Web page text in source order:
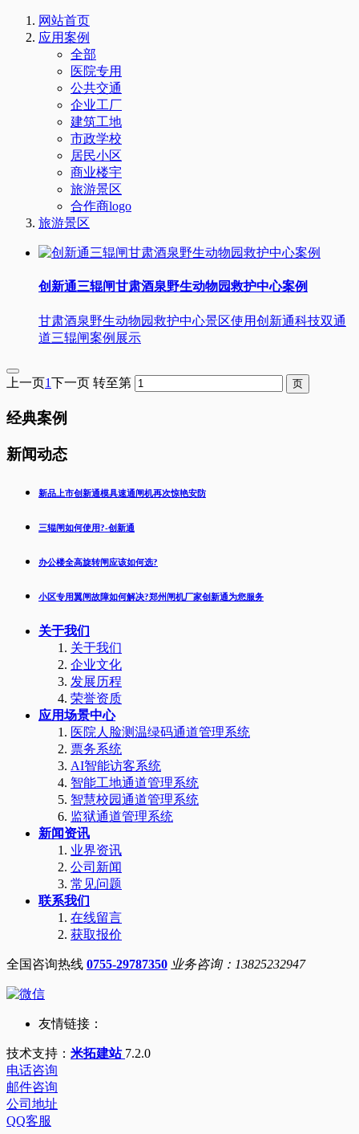
网站首页
应用案例
全部
医院专用
公共交通
企业工厂
建筑工地
市政学校
居民小区
商业楼宇
旅游景区
合作商logo
旅游景区
创新通三辊闸甘肃酒泉野生动物园救护中心案例
甘肃酒泉野生动物园救护中心景区使用创新通科技双通
道三辊闸案例展示
上一页1下一页 转至第
经典案例
新闻动态
新品上市创新通模具速通闸机再次惊艳安防
三辊闸如何使用?-创新通
办公楼全高旋转闸应该如何选?
小区专用翼闸故障如何解决?郑州闸机厂家创新通为您服务
关于我们
关于我们
企业文化
发展历程
荣誉资质
应用场景中心
医院人脸测温绿码通道管理系统
票务系统
AI智能访客系统
智能工地通道管理系统
智慧校园通道管理系统
监狱通道管理系统
新闻资讯
业界资讯
公司新闻
常见问题
联系我们
在线留言
获取报价
全国咨询热线 0755-29787350 业务咨询：13825232947
友情链接：
技术支持： 米拓建站 7.2.0
电话咨询
邮件咨询
公司地址
QQ客服